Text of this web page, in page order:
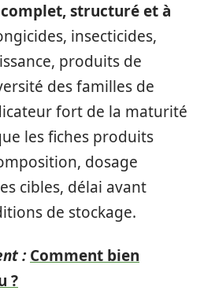
structuré et à
insecticides,
produits de
des familles de
fort de la maturité
les fiches produits
dosage
cibles, délai avant
de stockage.
: Comment bien
?